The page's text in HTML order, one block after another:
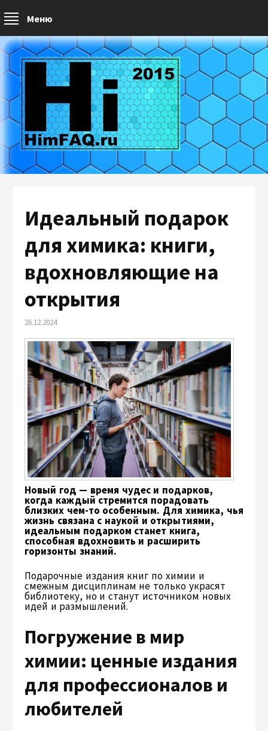
Меню
Идеальный подарок
для химика: книги,
вдохновляющие на
открытия
26.12.2024
Новый год — время чудес и подарков,
когда каждый стремится порадовать
близких чем-то особенным. Для химика, чья
жизнь связана с наукой и открытиями,
идеальным подарком станет книга,
способная вдохновить и расширить
горизонты знаний.
Подарочные издания книг по химии и
смежным дисциплинам не только украсят
библиотеку, но и станут источником новых
идей и размышлений.
Погружение в мир
химии: ценные издания
для профессионалов и
любителей